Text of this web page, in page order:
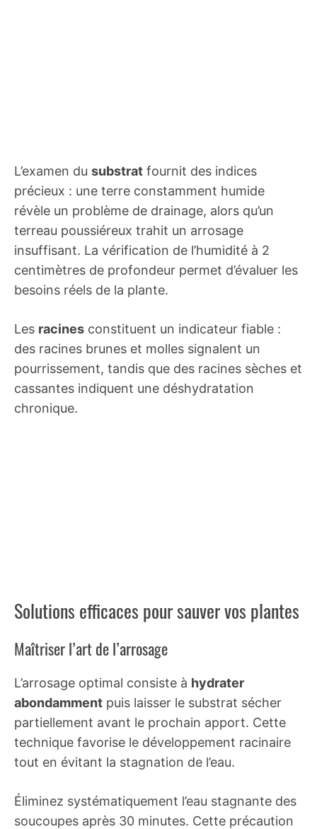
L’examen du substrat fournit des indices
précieux : une terre constamment humide
révèle un problème de drainage, alors qu’un
terreau poussiéreux trahit un arrosage
insuffisant. La vérification de l’humidité à 2
centimètres de profondeur permet d’évaluer les
besoins réels de la plante.
Les racines constituent un indicateur fiable :
des racines brunes et molles signalent un
pourrissement, tandis que des racines sèches et
cassantes indiquent une déshydratation
chronique.
Solutions efficaces pour sauver vos plantes
Maîtriser l’art de l’arrosage
L’arrosage optimal consiste à hydrater
abondamment puis laisser le substrat sécher
partiellement avant le prochain apport. Cette
technique favorise le développement racinaire
tout en évitant la stagnation de l’eau.
Éliminez systématiquement l’eau stagnante des
soucoupes après 30 minutes. Cette précaution